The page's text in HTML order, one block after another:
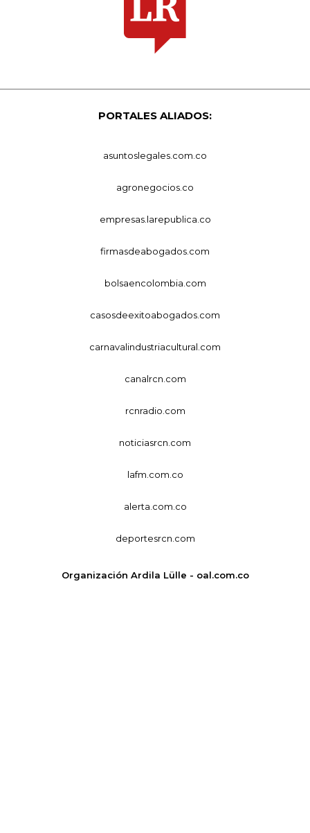
PORTALES ALIADOS:
asuntoslegales.com.co
agronegocios.co
empresas.larepublica.co
firmasdeabogados.com
bolsaencolombia.com
casosdeexitoabogados.com
carnavalindustriacultural.com
canalrcn.com
rcnradio.com
noticiasrcn.com
lafm.com.co
alerta.com.co
deportesrcn.com
Organización Ardila Lülle - oal.com.co